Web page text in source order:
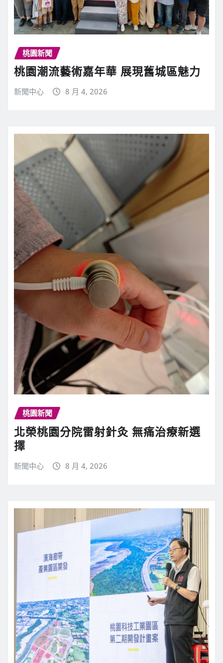
桃園新聞
桃園潮流藝術嘉年華 展現舊城區魅力
新聞中心 8 月 4, 2026
桃園新聞
北榮桃園分院雷射針灸 無痛治療新選
擇
新聞中心 8 月 4, 2026